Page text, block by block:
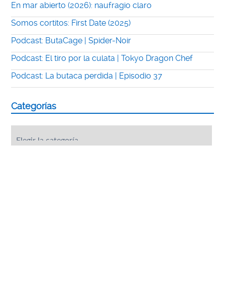
En mar abierto (2026): naufragio claro
Somos cortitos: First Date (2025)
Podcast: ButaCage | Spider-Noir
Podcast: El tiro por la culata | Tokyo Dragon Chef
Podcast: La butaca perdida | Episodio 37
Categorías